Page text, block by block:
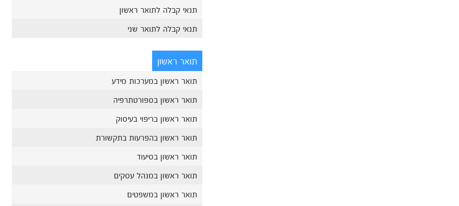
תנאי קבלה לתואר ראשון
תנאי קבלה לתואר שני
תואר ראשון
תואר ראשון במערכות מידע
תואר ראשון בספורטתרפיה
תואר ראשון בריפוי בעיסוק
תואר ראשון בהפרעות בתקשורת
תואר ראשון בסיעוד
תואר ראשון במנהל עסקים
תואר ראשון במשפטים